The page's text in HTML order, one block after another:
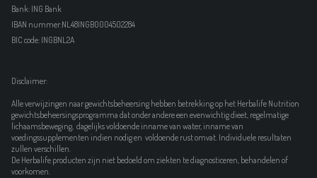
Bank: ING Bank
IBAN nummer:NL48INGB0004502284
BIC code: INGBNL2A
Disclaimer:
Alle verwijzingen naar gewichtsbeheersing hebben betrekking op het Herbalife Nutrition
gewichtsbeheersingsprogramma dat onder andere een evenwichtig dieet, regelmatige
lichaamsbeweging, dagelijks voldoende inname van water, inname van
voedingssupplementen indien nodig en voldoende rust omvat. Individuele resultaten
zullen verschillen.
De Herbalife producten zijn niet bedoeld om ziekten te diagnosticeren, behandelen of
voorkomen.